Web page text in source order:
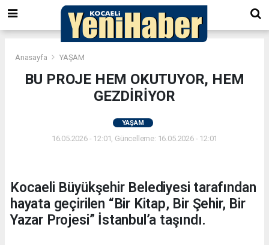
Anasayfa YAŞAM
BU PROJE HEM OKUTUYOR, HEM
GEZDİRİYOR
YAŞAM
16.05.2026 - 12:01, Güncelleme: 16.05.2026 - 12:01
Kocaeli Büyükşehir Belediyesi tarafından
hayata geçirilen “Bir Kitap, Bir Şehir, Bir
Yazar Projesi” İstanbul’a taşındı.